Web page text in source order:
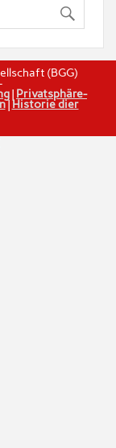
(BGG)
| Privatsphäre-
|Historie dier